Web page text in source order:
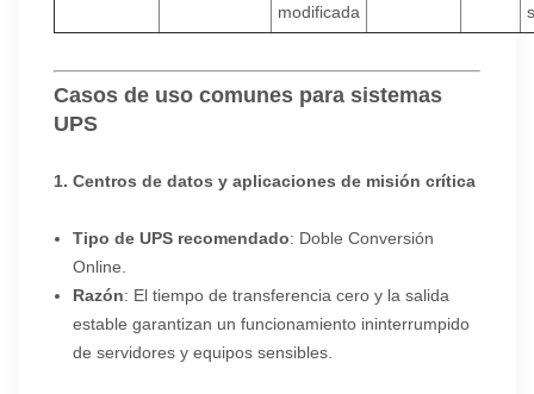
modificada
Casos de uso comunes para sistemas
UPS
1. Centros de datos y aplicaciones de misión crítica
Tipo de UPS recomendado: Doble Conversión
Online.
Razón: El tiempo de transferencia cero y la salida
estable garantizan un funcionamiento ininterrumpido
de servidores y equipos sensibles.